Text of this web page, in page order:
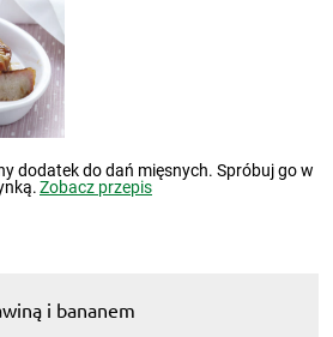
dodatek do dań mięsnych. Spróbuj go w
Zobacz przepis
i bananem